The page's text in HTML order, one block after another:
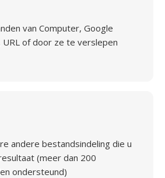
van Computer, Google
of door ze te verslepen
andere bestandsindeling die u
(meer dan 200
ondersteund)